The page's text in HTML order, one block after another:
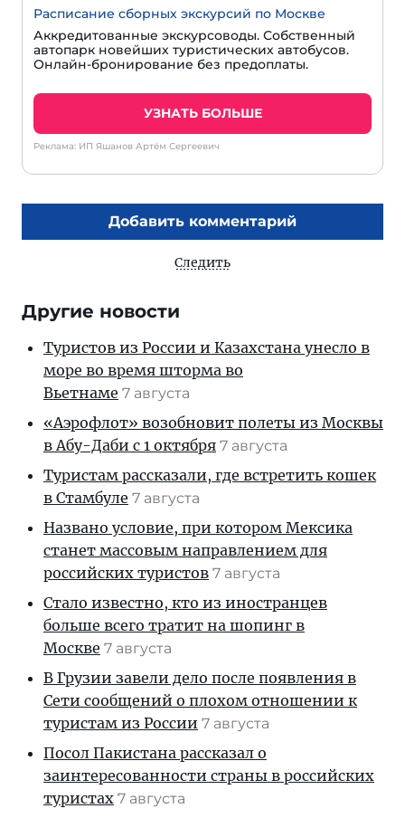
Расписание сборных экскурсий по Москве
Аккредитованные экскурсоводы. Собственный
автопарк новейших туристических автобусов.
Онлайн-бронирование без предоплаты.
УЗНАТЬ БОЛЬШЕ
Реклама: ИП Яшанов Артём Сергеевич
Добавить комментарий
Следить
Другие новости
Туристов из России и Казахстана унесло в
море во время шторма во
Вьетнаме 7 августа
«Аэрофлот» возобновит полеты из Москвы
в Абу-Даби с 1 октября 7 августа
Туристам рассказали, где встретить кошек
в Стамбуле 7 августа
Названо условие, при котором Мексика
станет массовым направлением для
российских туристов 7 августа
Стало известно, кто из иностранцев
больше всего тратит на шопинг в
Москве 7 августа
В Грузии завели дело после появления в
Сети сообщений о плохом отношении к
туристам из России 7 августа
Посол Пакистана рассказал о
заинтересованности страны в российских
туристах 7 августа